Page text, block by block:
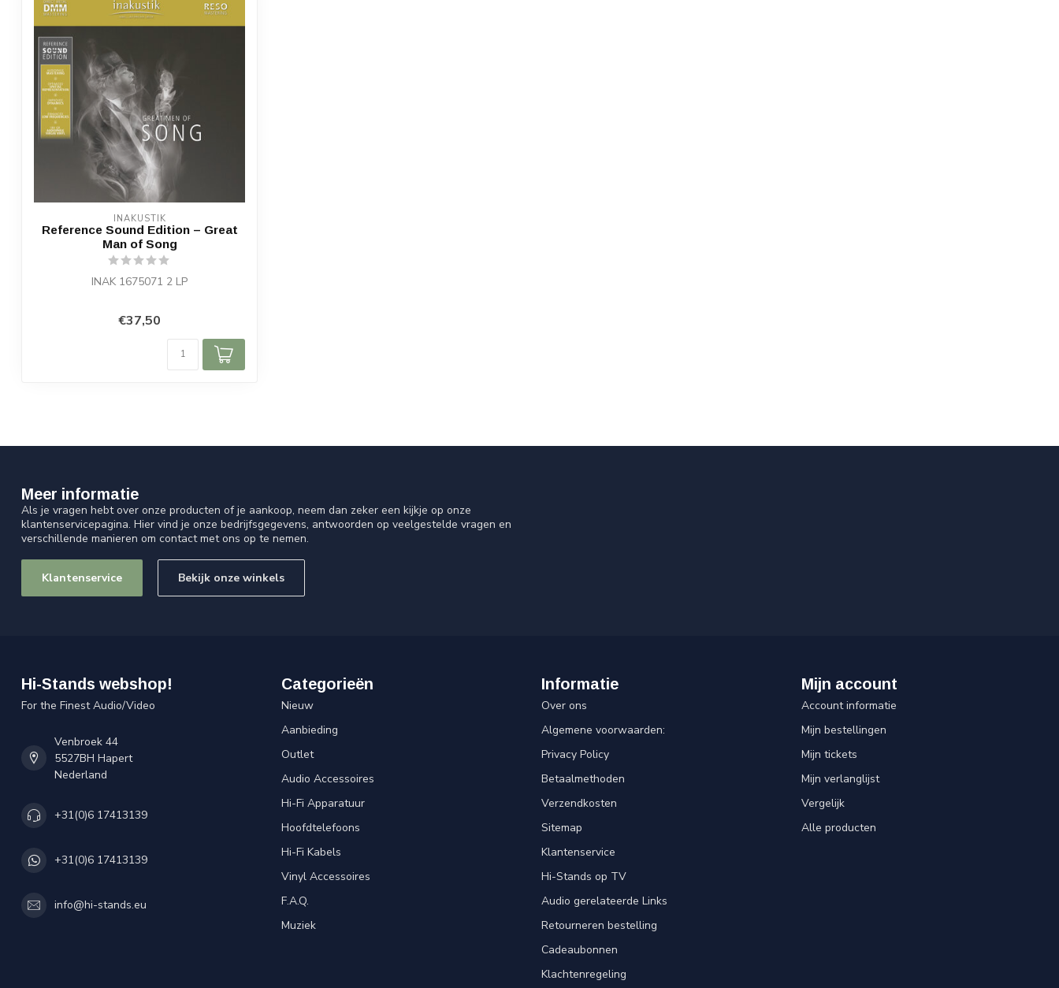
INAKUSTIK
Reference Sound Edition – Great
Man of Song
INAK 1675071 2 LP
€37,50
Meer informatie
Als je vragen hebt over onze producten of je aankoop, neem dan zeker een kijkje op onze
klantenservicepagina. Hier vind je onze bedrijfsgegevens, antwoorden op veelgestelde vragen en
verschillende manieren om contact met ons op te nemen.
Klantenservice Bekijk onze winkels
Hi-Stands webshop!
For the Finest Audio/Video
Venbroek 44
5527BH Hapert
Nederland
+31(0)6 17413139
+31(0)6 17413139
info@hi-stands.eu
Categorieën
Nieuw
Aanbieding
Outlet
Audio Accessoires
Hi-Fi Apparatuur
Hoofdtelefoons
Hi-Fi Kabels
Vinyl Accessoires
F.A.Q.
Muziek
Informatie
Over ons
Algemene voorwaarden:
Privacy Policy
Betaalmethoden
Verzendkosten
Sitemap
Klantenservice
Hi-Stands op TV
Audio gerelateerde Links
Retourneren bestelling
Cadeaubonnen
Klachtenregeling
Mijn account
Account informatie
Mijn bestellingen
Mijn tickets
Mijn verlanglijst
Vergelijk
Alle producten